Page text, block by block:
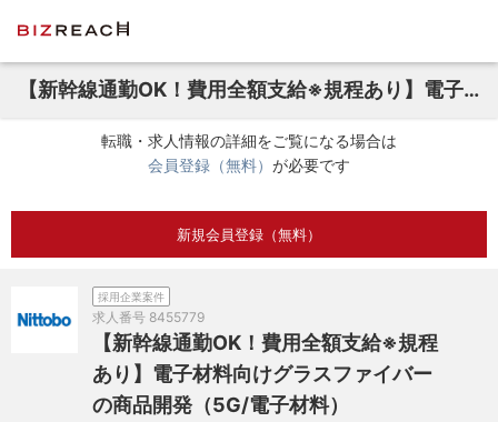
【新幹線通勤OK！費用全額支給※規程あり】電子材料向けグラスファイバーの商品開発（5G/電子材料）
転職・求人情報の詳細をご覧になる場合は
会員登録（無料） が必要です
新規会員登録（無料）
採用企業案件
求人番号 8455779
【新幹線通勤OK！費用全額支給※規程
あり】電子材料向けグラスファイバー
の商品開発（5G/電子材料）